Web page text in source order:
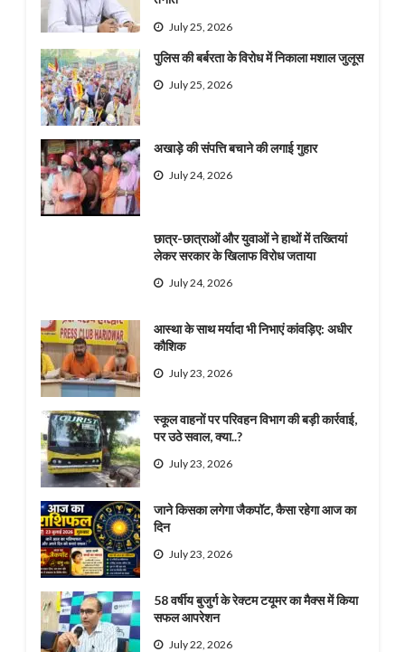
July 25, 2026
पुलिस की बर्बरता के विरोध में निकाला मशाल जुलूस
July 25, 2026
अखाड़े की संपत्ति बचाने की लगाई गुहार
July 24, 2026
छात्र-छात्राओं और युवाओं ने हाथों में तख्तियां
लेकर सरकार के खिलाफ विरोध जताया
July 24, 2026
आस्था के साथ मर्यादा भी निभाएं कांवड़िए: अधीर
कौशिक
July 23, 2026
स्कूल वाहनों पर परिवहन विभाग की बड़ी कार्रवाई,
पर उठे सवाल, क्या..?
July 23, 2026
जाने किसका लगेगा जैकपॉट, कैसा रहेगा आज का
दिन
July 23, 2026
58 वर्षीय बुजुर्ग के रेक्टम टयूमर का मैक्स में किया
सफल आपरेशन
July 22, 2026